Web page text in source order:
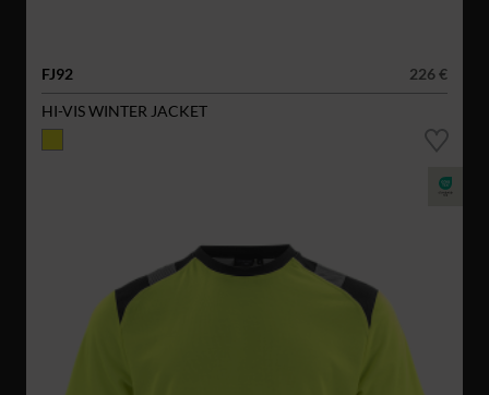
FJ92
226 €
HI-VIS WINTER JACKET